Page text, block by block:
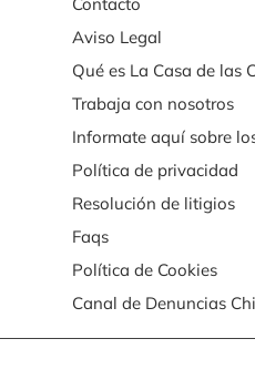
Aviso Legal
Qué es La Casa de las
Trabaja con nosotros
Informate aquí sobre
Política de privacidad
Resolución de litigios
Faqs
Política de Cookies
Canal de Denuncias